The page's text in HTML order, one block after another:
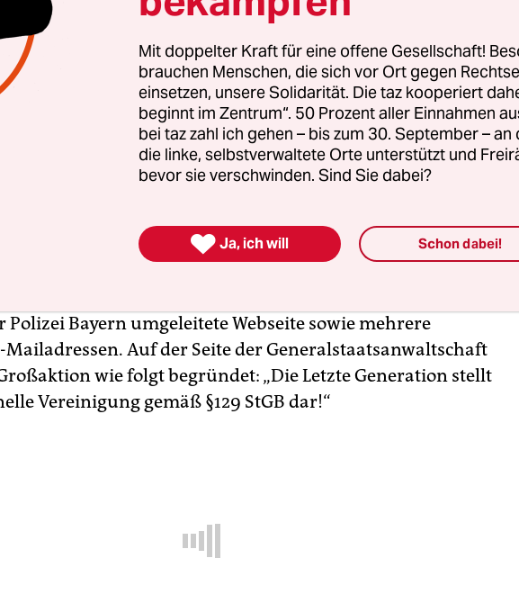
die Klimaaktivistin Carla Hinrichs in einem Video die
ihrer Wohnung durch die Polizei am Mittwoch in
Sie habe noch geschlafen als die 25 Beamt_innen
aufgebrochen haben. „Sie machen mir Angst“, sagt
Methoden im Umgang mit der Letzten Generation sind
hatte eine neue Qualität: 15 Hausdurchsuchungen in
Polizei Bayern umgeleitete Webseite sowie mehrere
Mailadressen. Auf der Seite der Generalstaatsanwaltschaft
wie folgt begründet: „Die Letzte Generation stellt
Vereinigung gemäß §129 StGB dar!“
Mit doppelter Kraft für eine offene Gesellschaft!
brauchen Menschen, die sich vor Ort gegen
einsetzen, unsere Solidarität. Die taz kooperiert
beginnt im Zentrum“. 50 Prozent aller Einnahmen
bei taz zahl ich gehen – bis zum 30. September – an
die linke, selbstverwaltete Orte unterstützt und
bevor sie verschwinden. Sind Sie dabei?
 Ja, ich will Schon dabei!